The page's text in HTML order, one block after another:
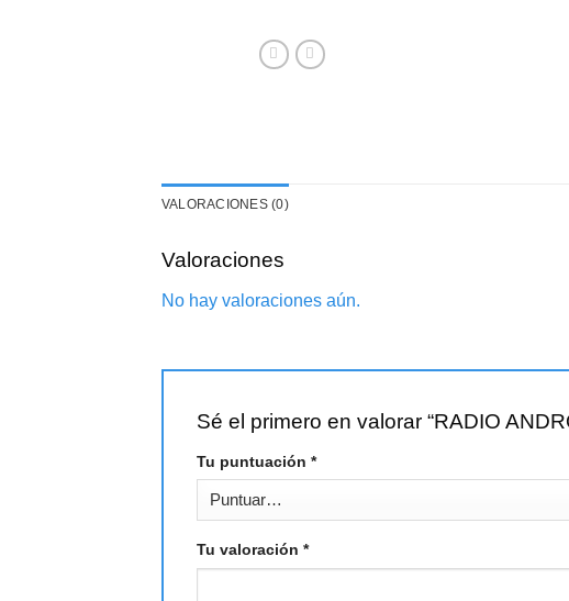
VALORACIONES (0)
Valoraciones
No hay valoraciones aún.
Sé el primero en valorar “RADIO
Tu puntuación *
Tu valoración *